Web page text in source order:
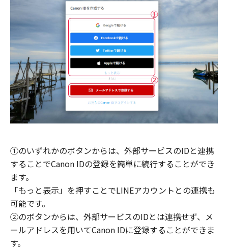
①のいずれかのボタンからは、外部サービスのIDと連携
することでCanon IDの登録を簡単に続行することができ
ます。
「もっと表示」を押すことでLINEアカウントとの連携も
可能です。
②のボタンからは、外部サービスのIDとは連携せず、メ
ールアドレスを用いてCanon IDに登録することができま
す。